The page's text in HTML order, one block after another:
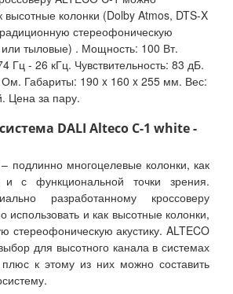
высотные колонки (Dolby Atmos, DTS-X
стереофоническую
или тыловые) . Мощность: 100 Вт.
Гц - 26 кГц. Чувствительность: 83 дБ.
Габариты: 190 x 160 x 255 мм. Вес:
Цена за пару.
DALI Alteco C-1 white -
подлинно многоцелевые колонки, как
с функциональной точки зрения.
разработанному кроссоверу
использовать и как высотные колонки,
стереофоническую акустику. ALTECO
для высотного канала в системах
к этому из них можно составить